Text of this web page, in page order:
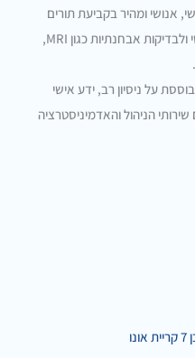
אנושי ומהיר בקביעת תורים
מהירים להתייעצות עם רופא מומחה פרטי ולבדיקות אבחנתיות כגון MRI,
על ניסיון רב, ידע אישי
משנת 1988, בתחום שירותי הניהול והאדמיניסטרציה